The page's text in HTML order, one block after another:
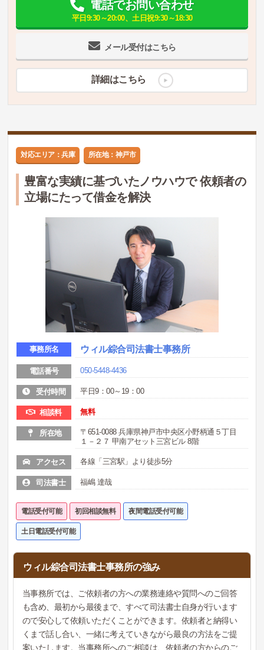
メール受付はこちら
電話でお問い合わせ
平日9:30～20:00、土日祝9:30～18:30
詳細はこちら
対応エリア：兵庫 所在地：神戸市
豊富な実績に基づいたノウハウで 依頼者の
立場にたって借金を解決
事務所名 ウィル綜合司法書士事務所
電話番号 050-5448-4436
受付時間 平日9：00～19：00
相談料 無料
所在地
〒651-0088 兵庫県神戸市中央区小野柄通５丁目
１－２７ 甲南アセット三宮ビル 8階
アクセス 各線「三宮駅」より徒歩5分
司法書士 福嶋 達哉
電話受付可能 初回相談無料 夜間電話受付可能
土日電話受付可能
ウィル綜合司法書士事務所の強み
当事務所では、ご依頼者の方への業務連絡や質問へのご回答
も含め、最初から最後まで、すべて司法書士自身が行います
ので安心して依頼いただくことができます。依頼者と納得い
くまで話し合い、一緒に考えていきながら最良の方法をご提
案いたします。当事務所へのご相談は、依頼者の方からのご